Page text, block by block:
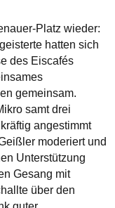
Platz wieder:
hatten sich
des Eiscafés
gemeinsam.
samt drei
angestimmt
moderiert und
Unterstützung
Gesang mit
über den